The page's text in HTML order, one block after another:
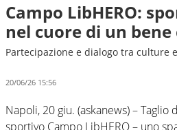
Campo LibHERO:
nel cuore di un
Partecipazione e dialogo tra culture
20/06/26 15:56
Napoli, 20 giu. (askanews) –
sportivo Campo LibHERO – uno